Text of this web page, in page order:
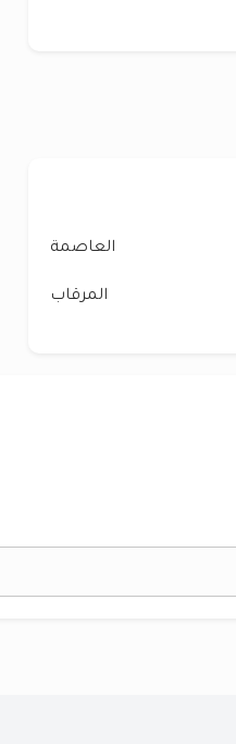
العاصمة
المرقاب